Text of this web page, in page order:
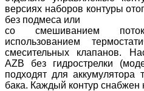
версиях наборов контуры
без подмеса или
со смешиванием
использованием
смесительных клапанов.
AZB без гидрострелки
подходят для аккумулятора
бака. Каждый контур снабжен